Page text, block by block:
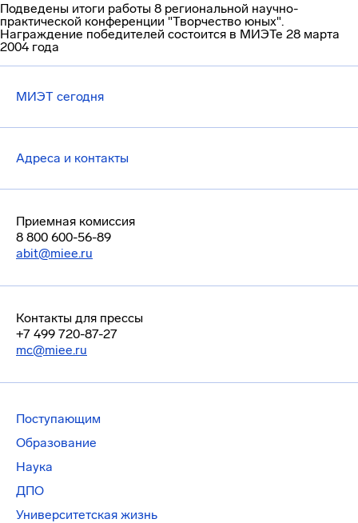
Подведены итоги работы 8 региональной научно-
практической конференции "Творчество юных".
Награждение победителей состоится в МИЭТе 28 марта
2004 года
МИЭТ сегодня
Адреса и контакты
Приемная комиссия
8 800 600-56-89
abit@miee.ru
Контакты для прессы
+7 499 720-87-27
mc@miee.ru
Поступающим
Образование
Наука
ДПО
Университетская жизнь